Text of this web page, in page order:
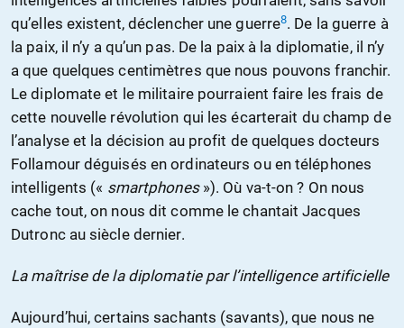
qu’elles existent, déclencher une guerre8. De la guerre à
la paix, il n’y a qu’un pas. De la paix à la diplomatie, il n’y
a que quelques centimètres que nous pouvons franchir.
Le diplomate et le militaire pourraient faire les frais de
cette nouvelle révolution qui les écarterait du champ de
l’analyse et la décision au profit de quelques docteurs
Follamour déguisés en ordinateurs ou en téléphones
intelligents (« smartphones»). Où va-t-on ? On nous
cache tout, on nous dit comme le chantait Jacques
Dutronc au siècle dernier.
La maîtrise de la diplomatie par l’intelligence artificielle
Aujourd’hui, certains sachants (savants), que nous ne